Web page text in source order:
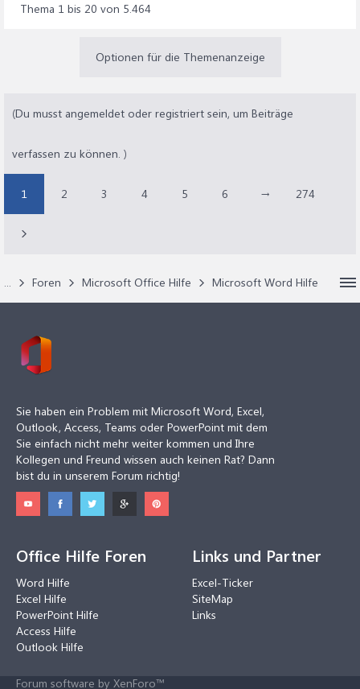
Thema 1 bis 20 von 5.464
Optionen für die Themenanzeige
(Du musst angemeldet oder registriert sein, um Beiträge
verfassen zu können. )
1 2 3 4 5 6 → 274
... Foren Microsoft Office Hilfe Microsoft Word Hilfe
Sie haben ein Problem mit Microsoft Word, Excel,
Outlook, Access, Teams oder PowerPoint mit dem
Sie einfach nicht mehr weiter kommen und Ihre
Kollegen und Freund wissen auch keinen Rat? Dann
bist du in unserem Forum richtig!
Office Hilfe Foren
Word Hilfe
Excel Hilfe
PowerPoint Hilfe
Access Hilfe
Outlook Hilfe
Links und Partner
Excel-Ticker
SiteMap
Links
Forum software by XenForo™